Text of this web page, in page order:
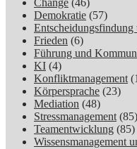
Change (46)
Demokratie (57)
Frieden (6)
Führung und
KI (4)
Konfliktmanagement
Körpersprache (23)
Mediation (48)
Stressmanagement (85)
Teamentwicklung (85)
Wissensmanagement